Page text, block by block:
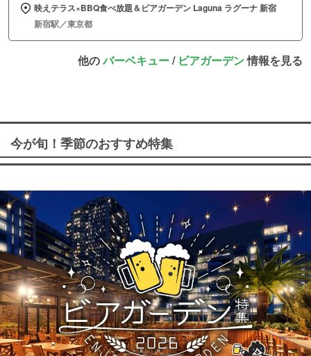
映えテラス×BBQ食べ放題＆ビアガーデン Laguna ラグーナ 新宿
新宿駅／東京都
他のバーベキュー/ ビアガーデン情報を見る
今が旬！季節のおすすめ特集